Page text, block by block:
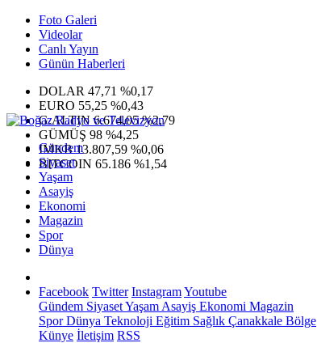
Foto Galeri
Videolar
Canlı Yayın
Günün Haberleri
DOLAR 47,71 %0,17
EURO 55,25 %0,43
G.ALTIN6.674,05 %2,79
GÜMÜŞ 98 %4,25
IMKB13.807,59 %0,06
BITCOIN 65.186 %1,54
Gündem
Siyaset
Yaşam
Asayiş
Ekonomi
Magazin
Spor
Dünya
Facebook Twitter InstagramYoutube
Gündem SiyasetYaşam Asayiş Ekonomi Magazin
SporDünya Teknoloji Eğitim Sağlık Çanakkale Bölge
Künye İletişim RSS